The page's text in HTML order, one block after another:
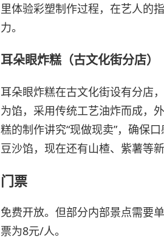
里体验彩塑制作过程，在艺人的
力。
耳朵眼炸糕（古文化街分店）
耳朵眼炸糕在古文化街设有分店
为馅，采用传统工艺油炸而成，
糕的制作讲究“现做现卖”，确保
豆沙馅，现在还有山楂、紫薯等
门票
免费开放。但部分内部景点需要
票为8元/人。